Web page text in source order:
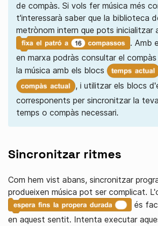
de compàs. Si vols fer música més
t'interessarà saber que la biblioteca
metrònom intern que pots inicialitzar
. Amb
en marxa podràs consultar el
la música amb els blocs
, i utilitzar els blocs
corresponents per sincronitzar la
temps o compàs necessari.
Sincronitzar ritmes
Com hem vist abans, sincronitzar
produeixen música pot ser complicat.
és
en aquest sentit. Intenta executar